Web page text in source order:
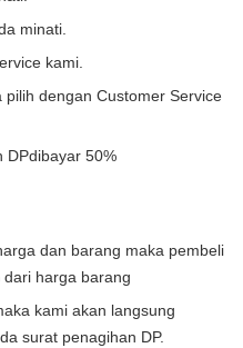
minati.
kami.
dengan Customer Service
DPdibayar 50%
dan barang maka pembeli
harga barang
kami akan langsung
surat penagihan DP.